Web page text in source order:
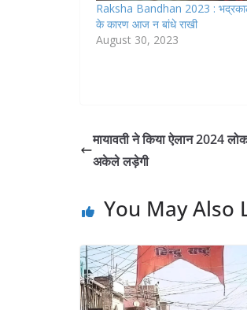
Raksha Bandhan 2023 :
के कारण आज न बांधे राखी
August 30, 2023
मायावती ने किया ऐलान 2024
अकेले लड़ेगी
You May Also